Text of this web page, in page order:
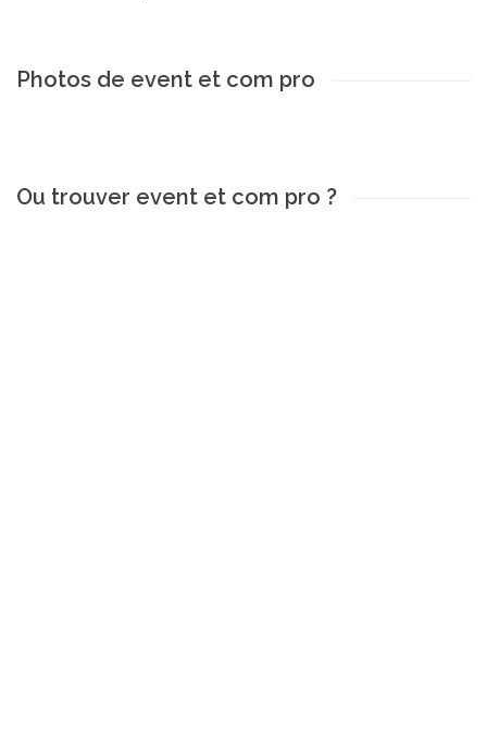
Photos de event et com pro
Ou trouver event et com pro ?